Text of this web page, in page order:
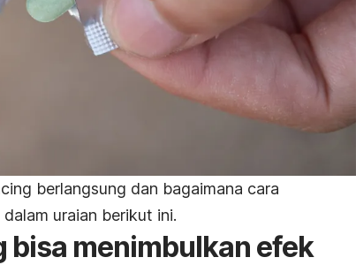
berlangsung dan bagaimana cara
uraian berikut ini.
bisa menimbulkan efek